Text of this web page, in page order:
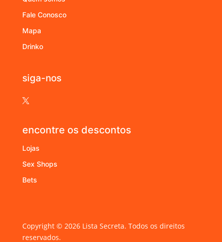
Fale Conosco
Mapa
Drinko
siga-nos

encontre os descontos
Lojas
Sex Shops
Bets
Copyright © 2026 Lista Secreta. Todos os direitos
reservados.